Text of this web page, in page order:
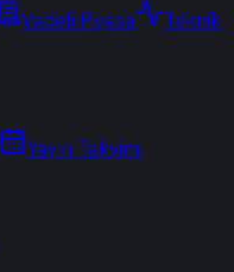
Vadeli Piyasa
Teknik
Yayın Takvimi